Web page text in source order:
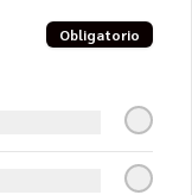
queso crema y
con cebolla morada,
Obligatorio